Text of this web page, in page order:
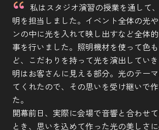
私はスタジオ演習の授業を通して
明を担当しました。イベント全体の光
ンの中に光を入れて映し出すなど全体
事を行いました。照明機材を使って色
ど、こだわりを持って光を演出してい
明はお客さんに見える部分。光のテー
てくれたので、その思いを受け継いで
た。
開幕前日、実際に会場で音響と合わせ
とき、思いを込めて作った光の美しさに